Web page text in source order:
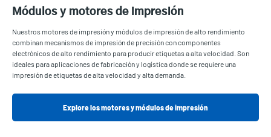
Módulos y motores de impresión
Nuestros motores de impresión y módulos de impresión de alto rendimiento
combinan mecanismos de impresión de precisión con componentes
electrónicos de alto rendimiento para producir etiquetas a alta velocidad. Son
ideales para aplicaciones de fabricación y logística donde se requiere una
impresión de etiquetas de alta velocidad y alta demanda.
Explore los motores y módulos de impresión